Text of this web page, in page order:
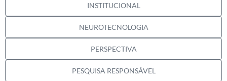
INSTITUCIONAL
NEUROTECNOLOGIA
PERSPECTIVA
PESQUISA RESPONSÁVEL